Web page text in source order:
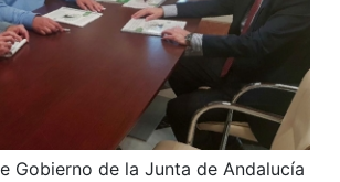
Gobierno de la Junta de Andalucía